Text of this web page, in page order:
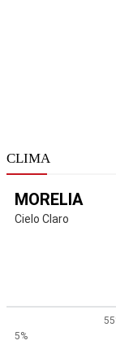
CLIMA
MORELIA
Cielo Claro
5%